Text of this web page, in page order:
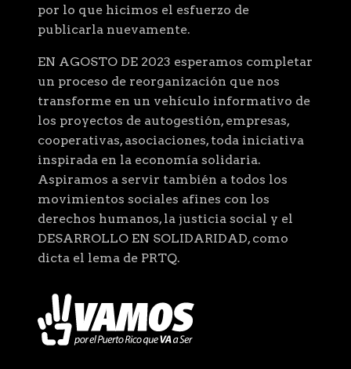
por lo que hicimos el esfuerzo de
publicarla nuevamente.
EN AGOSTO DE 2023 esperamos completar
un proceso de reorganización que nos
transforme en un vehículo informativo de
los proyectos de autogestión, empresas,
cooperativas, asociaciones, toda iniciativa
inspirada en la economía solidaria.
Aspiramos a servir también a todos los
movimientos sociales afines con los
derechos humanos, la justicia social y el
DESARROLLO EN SOLIDARIDAD, como
dicta el lema de PRTQ.